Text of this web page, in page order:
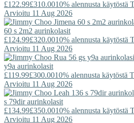
£122.99£310.0010% alennusta käytöstä
Arvioitu 11 Aug 2026
60 s 2m2 aurinkolasit
£124.99£320.0010% alennusta käytöstä
Arvioitu 11 Aug 2026
y9a aurinkolasit
£119.99£300.0010% alennusta käytöstä
Arvioitu 11 Aug 2026
s 79dir aurinkolasit
£134.99£350.0010% alennusta käytöstä
Arvioitu 11 Aug 2026